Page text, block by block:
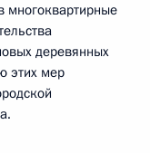
многоквартирные
деревянных
этих мер